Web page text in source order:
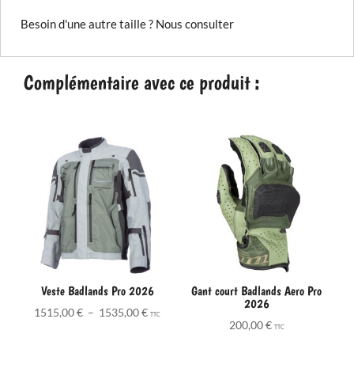
Badlands
Pro
2026
Besoin d'une autre taille ? Nous consulter
Complémentaire avec ce produit :
Veste Badlands Pro 2026
1515,00€ – 1535,00€Plage
TTC
Gant court Badlands Aero Pro
2026
200,00€ TTC